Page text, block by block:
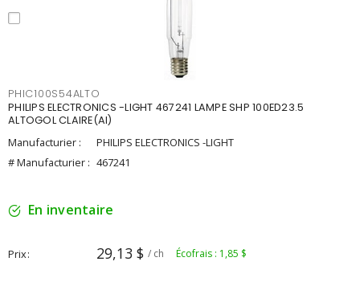
PHIC100S54ALTO
PHILIPS ELECTRONICS -LIGHT 467241 LAMPE SHP 100ED23.5
ALTOGOL CLAIRE(AI)
Manufacturier :
PHILIPS ELECTRONICS -LIGHT
# Manufacturier : 467241
En inventaire
Prix 29,13 $ / ch Écofrais : 1,85 $